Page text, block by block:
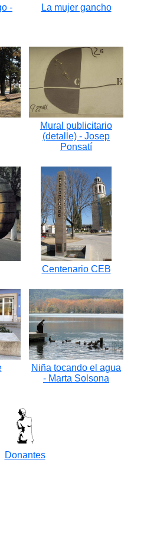
-
La mujer gancho
Mural publicitario
(detalle) - Josep
Ponsatí
Centenario CEB
Niña tocando el agua
- Marta Solsona
Donantes